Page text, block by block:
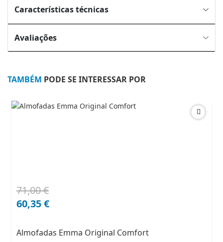
Características técnicas
Avaliações
TAMBÉM PODE SE INTERESSAR POR
71,00€
O
preço
71,00 €.
60,35€
O
preço
60,35 €.
Almofadas Emma Original Comfort